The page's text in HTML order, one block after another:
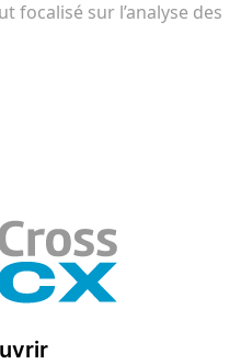
focalisé sur l’analyse des